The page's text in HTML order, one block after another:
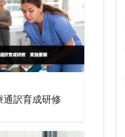
通訳育成研修